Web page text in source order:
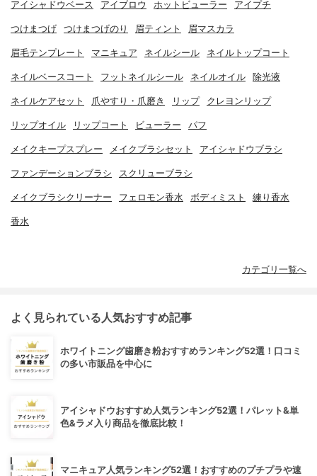
アイシャドウベース アイブロウ ホットビューラー アイプチ
つけまつげ つけまつげのり 眉ティント 眉マスカラ
眉毛テンプレート マニキュア ネイルシール ネイルトップコート
ネイルベースコート フットネイルシール ネイルオイル 除光液
ネイルケアセット 爪やすり・爪磨き リップ クレヨンリップ
リップオイル リップコート ビューラー パフ
メイクキープスプレー メイクブラシセット アイシャドウブラシ
ファンデーションブラシ スクリューブラシ
メイクブラシクリーナー フェロモン香水 ボディミスト 練り香水
香水
カテゴリ一覧へ
よく見られている人気おすすめ記事
ホワイトニング歯磨き粉おすすめランキング52選！口コミ
の多い市販品を中心に
アイシャドウおすすめ人気ランキング52選！パレット&単
色&ラメ入り商品を徹底比較！
マニキュア人気ランキング52選！おすすめのプチプラや速